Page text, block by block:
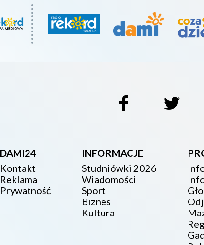
DAMI24
Kontakt
Reklama
Prywatność
INFORMACJE
Studniówki 2026
Wiadomości
Sport
Biznes
Kultura